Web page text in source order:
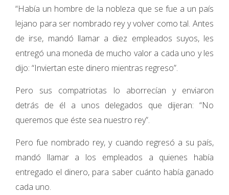
“Había un hombre de la nobleza que se fue a un país
lejano para ser nombrado rey y volver como tal. Antes
de irse, mandó llamar a diez empleados suyos, les
entregó una moneda de mucho valor a cada uno y les
dijo: “Inviertan este dinero mientras regreso”.
Pero sus compatriotas lo aborrecían y enviaron
detrás de él a unos delegados que dijeran: “No
queremos que éste sea nuestro rey”.
Pero fue nombrado rey, y cuando regresó a su país,
mandó llamar a los empleados a quienes había
entregado el dinero, para saber cuánto había ganado
cada uno.